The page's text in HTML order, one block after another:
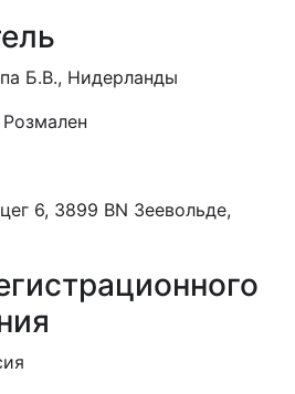
Б.В., Нидерланды
Розмален
6, 3899 BN Зеевольде,